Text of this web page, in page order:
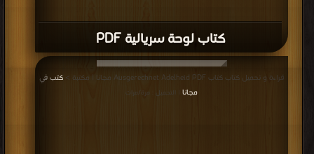
كتاب لوحة سريالية PDF
قراءة و تحميل كتاب كتاب Ausgerechnet Adelheid PDF مجانا | مكتبة >
كتب في
مجانا | التحميل : مرة/مرات